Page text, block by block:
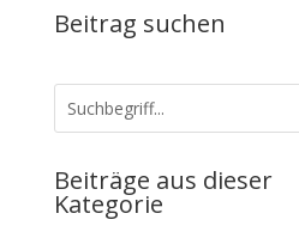
Beitrag suchen
Beiträge aus dieser
Kategorie